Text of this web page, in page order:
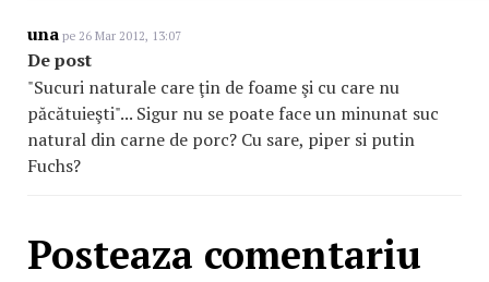
una pe 26 Mar 2012, 13:07
De post
"Sucuri naturale care ţin de foame şi cu care nu
păcătuieşti"... Sigur nu se poate face un minunat suc
natural din carne de porc? Cu sare, piper si putin
Fuchs?
Posteaza comentariu